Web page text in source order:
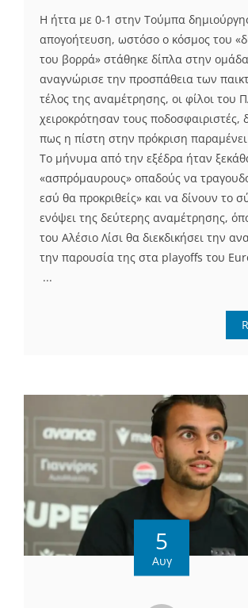
Η ήττα με 0-1 στην Τούμπα
απογοήτευση, ωστόσο ο κόσμος του
του βορρά» στάθηκε δίπλα στην
αναγνώρισε την προσπάθεια των
τέλος της αναμέτρησης, οι φίλοι του
χειροκρότησαν τους ποδοσφαιριστές,
πως η πίστη στην πρόκριση
Το μήνυμα από την εξέδρα ήταν
«ασπρόμαυρους» οπαδούς να
εσύ θα προκριθείς» και να δίνουν το
ενόψει της δεύτερης αναμέτρησης,
του Aλέσιο Λίσι θα διεκδικήσει την
την παρουσία της στα playoffs του
...
5
Αυγ